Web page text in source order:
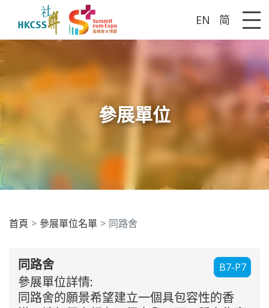
EN 简
參展單位
首頁 參展單位名單 同路舍
B7-P7
同路舍
參展單位詳情:
同路舍的願景希望建立一個具包容性的香